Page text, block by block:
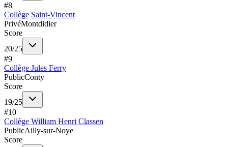
#8
Collège Saint-Vincent
PrivéMontdidier
Score
20/25
#9
Collège Jules Ferry
PublicConty
Score
19/25
#10
Collège William Henri Classen
PublicAilly-sur-Noye
Score